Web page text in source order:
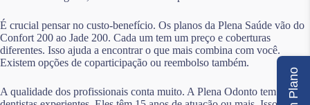
É crucial pensar no custo-benefício. Os planos da Plena Saúde vão do
Confort 200 ao Jade 200. Cada um tem um preço e coberturas
diferentes. Isso ajuda a encontrar o que mais combina com você.
Existem opções de coparticipação ou reembolso também.
A qualidade dos profissionais conta muito. A Plena Odonto tem